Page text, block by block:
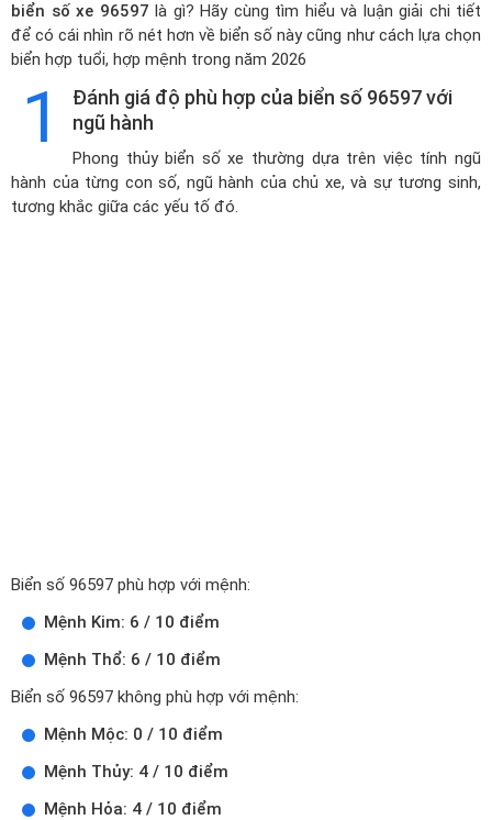
biển số xe 96597 là gì? Hãy cùng tìm hiểu và luận giải chi tiết
để có cái nhìn rõ nét hơn về biển số này cũng như cách lựa chọn
biển hợp tuổi, hợp mệnh trong năm 2026
1
Đánh giá độ phù hợp của biển số 96597 với
ngũ hành
Phong thủy biển số xe thường dựa trên việc tính ngũ
hành của từng con số, ngũ hành của chủ xe, và sự tương sinh,
tương khắc giữa các yếu tố đó.
Biển số 96597 phù hợp với mệnh:
Mệnh Kim: 6 / 10 điểm
Mệnh Thổ: 6 / 10 điểm
Biển số 96597 không phù hợp với mệnh:
Mệnh Mộc: 0 / 10 điểm
Mệnh Thủy: 4 / 10 điểm
Mệnh Hỏa: 4 / 10 điểm